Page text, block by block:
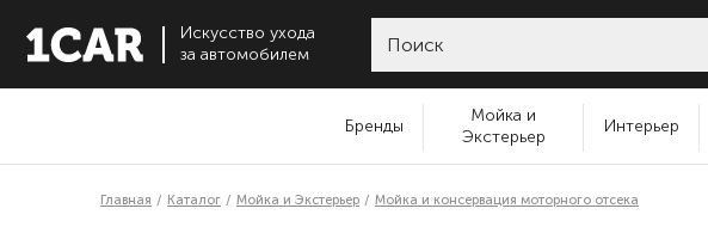
Искусство ухода
за автомобилем
Бренды
Мойка и
Экстерьер
Интерьер
Главная Каталог Мойка и Экстерьер Мойка и консервация моторного отсека